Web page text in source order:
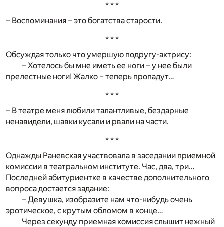
* * *
– Воспоминания – это богатства старости.
* * *
Обсуждая только что умершую подругу-актрису:
– Хотелось бы мне иметь ее ноги – у нее были
прелестные ноги! Жалко – теперь пропадут…
* * *
– В театре меня любили талантливые, бездарные
ненавидели, шавки кусали и рвали на части.
* * *
Однажды Раневская участвовала в заседании приемной
комиссии в театральном институте. Час, два, три…
Последней абитуриентке в качестве дополнительного
вопроса достается задание:
– Девушка, изобразите нам что-нибудь очень
эротическое, с крутым обломом в конце…
Через секунду приемная комиссия слышит нежный